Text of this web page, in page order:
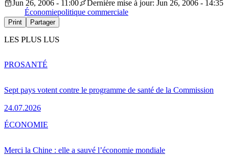
Jun 26, 2006 - 11:00
Dernière mise à jour: Jun 26, 2006 - 14:35
Économiepolitique commerciale
Print Partager
LES PLUS LUS
Sept pays votent contre le programme de santé de la Commission
24.07.2026
PROSANTÉ
Merci la Chine : elle a sauvé l’économie mondiale
ÉCONOMIE